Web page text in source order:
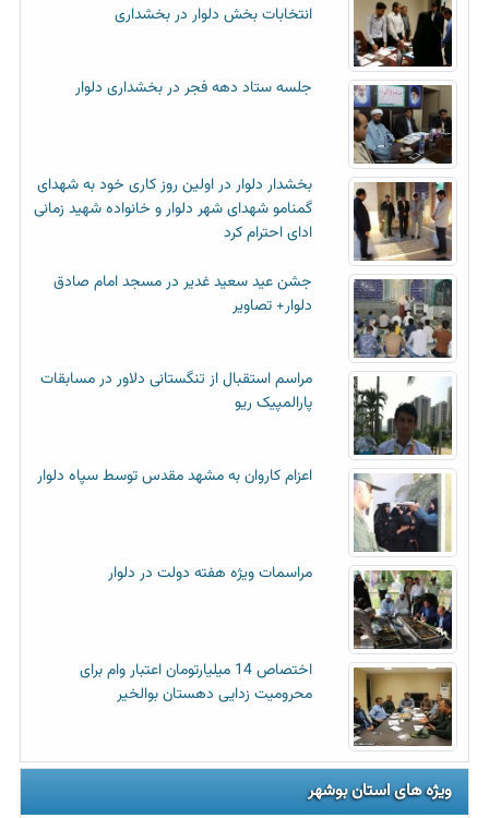
انتخابات بخش دلوار در بخشداری
جلسه ستاد دهه فجر در بخشداری دلوار
بخشدار دلوار در اولین روز کاری خود به شهدای
گمنامو شهدای شهر دلوار و خانواده شهید زمانی
ادای احترام کرد
جشن عید سعید غدیر در مسجد امام صادق
دلوار+ تصاویر
مراسم استقبال از تنگستانی دلاور در مسابقات
پارالمپیک ریو
اعزام کاروان به مشهد مقدس توسط سپاه دلوار
مراسمات ویژه هفته دولت در دلوار
اختصاص 14 میلیارتومان اعتبار وام برای
محرومیت زدایی دهستان بوالخیر
ویژه های استان بوشهر